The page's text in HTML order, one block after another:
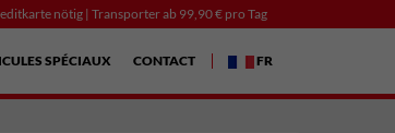
nötig | Transporter ab 99,90 € pro Tag
SPÉCIAUX CONTACT FR